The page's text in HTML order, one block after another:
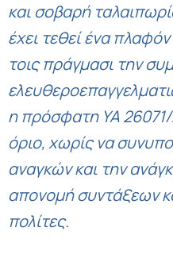
και σοβαρή
έχει τεθεί ένα
τοις πράγμασι την
η πρόσφατη ΥΑ 26071/
όριο, χωρίς να
αναγκών και την
απονομή συντάξεων
πολίτες.